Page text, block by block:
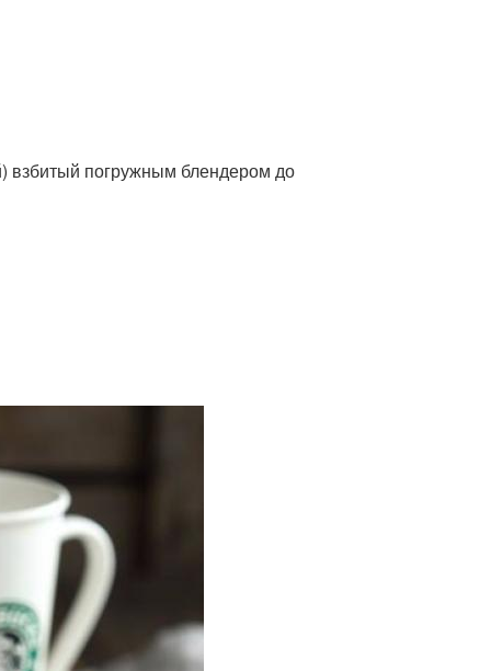
взбитый погружным блендером до